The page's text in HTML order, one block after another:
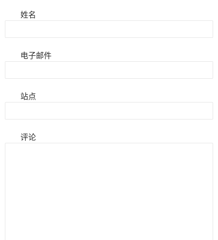
姓名
电子邮件
站点
评论